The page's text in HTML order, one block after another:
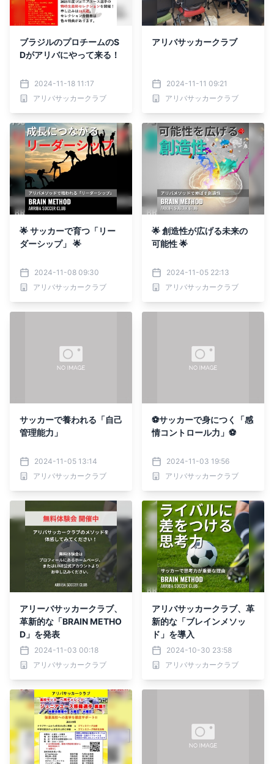
ブラジルのプロチームのS
Dがアリバにやって来る！
2024-11-18 11:17
アリバサッカークラブ
アリバサッカークラブ
2024-11-11 09:21
アリバサッカークラブ
🌟 サッカーで育つ「リー
ダーシップ」 🌟
2024-11-08 09:30
アリバサッカークラブ
🌟 創造性が広げる未来の
可能性 🌟
2024-11-05 22:13
アリバサッカークラブ
サッカーで養われる「自己
管理能力」
2024-11-05 13:14
アリバサッカークラブ
⚽️サッカーで身につく「感
情コントロール力」⚽️
2024-11-03 19:56
アリバサッカークラブ
アリーバサッカークラブ、
革新的な「BRAIN METHO
D」を発表
2024-11-03 00:18
アリバサッカークラブ
アリバサッカークラブ、革
新的な「ブレインメソッ
ド」を導入
2024-10-30 23:58
アリバサッカークラブ